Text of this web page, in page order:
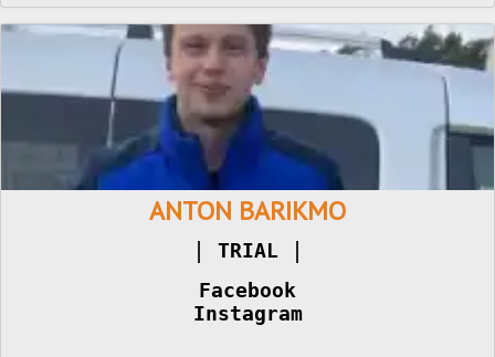
ANTON BARIKMO
| TRIAL |
Facebook
Instagram